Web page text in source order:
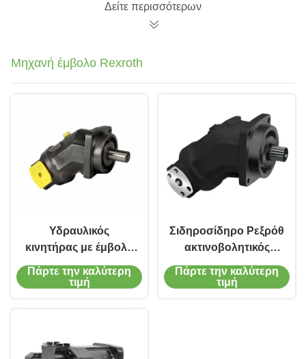
Δείτε περισσότερων
Μηχανή έμβολο Rexroth
Υδραυλικός
κινητήρας με έμβολο
Rexroth A2FM για
εξοπλισμό
Πάρτε την καλύτερη
τιμή
Σιδηροσίδηρο Ρεξρόθ
ακτινοβολητικός
εμβολοκινητήρας 400
bar για βιομηχανικά
Πάρτε την καλύτερη
τιμή